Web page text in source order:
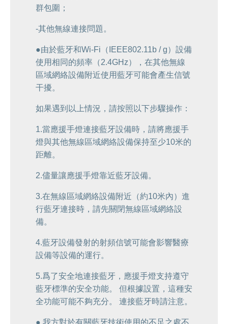
群包圍；
-其他無線連接問題。
●由於藍牙和Wi-Fi（IEEE802.11b / g）設備
使用相同的頻率（2.4GHz），在其他無線
區域網絡設備附近使用藍牙可能會產生信號
干擾。
如果遇到以上情況，請按照以下步驟操作：
1.當應援手燈連接藍牙設備時，請將應援手
燈與其他無線區域網絡設備保持至少10米的
距離。
2.儘量讓應援手燈靠近藍牙設備。
3.在無線區域網絡設備附近（約10米內）進
行藍牙連接時，請先關閉無線區域網絡設
備。
4.藍牙設備發射的射頻信號可能會影響醫療
設備等設備的運行。
5.爲了安全地連接藍牙，應援手燈支持遵守
藍牙標準的安全功能。 但根據設置，這種安
全功能可能不夠充分。 連接藍牙時請注意。
● 我方對於有關藍牙技術使用的不足之處不